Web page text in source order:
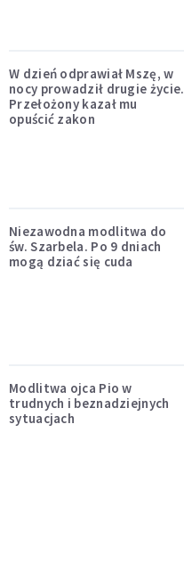
W dzień odprawiał Mszę, w
nocy prowadził drugie życie.
Przełożony kazał mu
opuścić zakon
Niezawodna modlitwa do
św. Szarbela. Po 9 dniach
mogą dziać się cuda
Modlitwa ojca Pio w
trudnych i beznadziejnych
sytuacjach